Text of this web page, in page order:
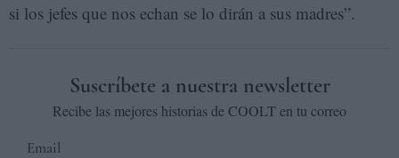
si los jefes que nos echan se lo dirán a sus madres”.
Suscríbete a nuestra newsletter
Recibe las mejores historias de COOLT en tu correo
Email